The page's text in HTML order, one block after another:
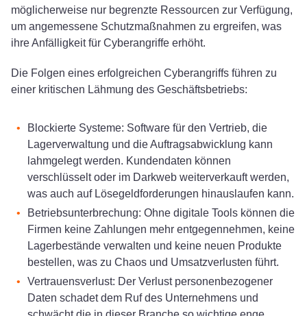
möglicherweise nur begrenzte Ressourcen zur Verfügung,
um angemessene Schutzmaßnahmen zu ergreifen, was
ihre Anfälligkeit für Cyberangriffe erhöht.
Die Folgen eines erfolgreichen Cyberangriffs führen zu
einer kritischen Lähmung des Geschäftsbetriebs:
Blockierte Systeme: Software für den Vertrieb, die
Lagerverwaltung und die Auftragsabwicklung kann
lahmgelegt werden. Kundendaten können
verschlüsselt oder im Darkweb weiterverkauft werden,
was auch auf Lösegeldforderungen hinauslaufen kann.
Betriebsunterbrechung: Ohne digitale Tools können die
Firmen keine Zahlungen mehr entgegennehmen, keine
Lagerbestände verwalten und keine neuen Produkte
bestellen, was zu Chaos und Umsatzverlusten führt.
Vertrauensverlust: Der Verlust personenbezogener
Daten schadet dem Ruf des Unternehmens und